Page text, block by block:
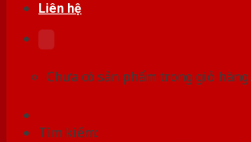
Liên hệ
Chưa có sản phẩm trong giỏ hàng.
Tìm kiếm: